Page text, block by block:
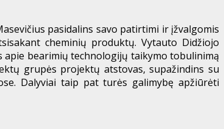
pasidalins savo patirtimi ir įžvalgomis
cheminių produktų. Vytauto Didžiojo
apie bearimių technologijų taikymo tobulinimą
grupės projektų atstovas, supažindins su
Dalyviai taip pat turės galimybę apžiūrėti